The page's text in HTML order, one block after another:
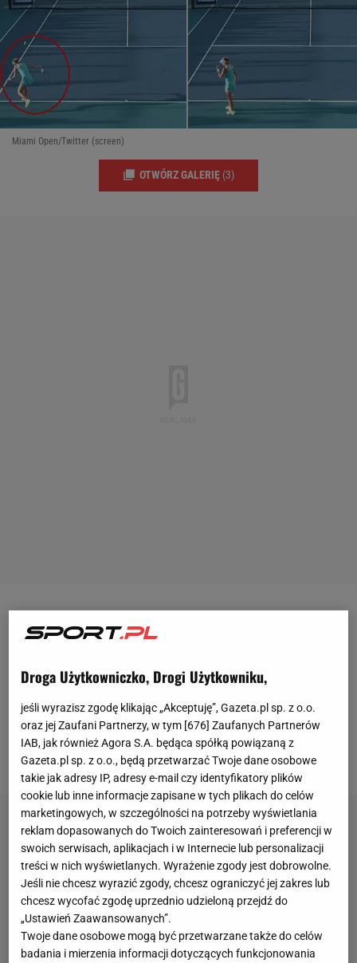
Miami Open/Twitter (screen)
OTWÓRZ GALERIĘ (3)
notowała najlepszych występów. Udział w turniejach
kolejną szansą był dla niej turniej WTA 1000 w
Miami. Polka rozpoczęła rywalizację od II rundy i po
solidnym
meczu
pokonała znacznie niżej notowaną
Rosjankę Jewgieniję Rodinę (369. WTA).
Droga Użytkowniczko, Drogi Użytkowniku,
jeśli wyrazisz zgodę klikając „Akceptuję”, Gazeta.pl sp. z o.o.
oraz jej Zaufani Partnerzy, w tym [676] Zaufanych Partnerów
IAB, jak również Agora S.A. będąca spółką powiązaną z
Gazeta.pl sp. z o.o., będą przetwarzać Twoje dane osobowe
takie jak adresy IP, adresy e-mail czy identyfikatory plików
cookie lub inne informacje zapisane w tych plikach do celów
marketingowych, w szczególności na potrzeby wyświetlania
reklam dopasowanych do Twoich zainteresowań i preferencji w
swoich serwisach, aplikacjach i w Internecie lub personalizacji
treści w nich wyświetlanych. Wyrażenie zgody jest dobrowolne.
Jeśli nie chcesz wyrazić zgody, chcesz ograniczyć jej zakres lub
chcesz wycofać zgodę uprzednio udzieloną przejdź do
„Ustawień Zaawansowanych”.
Twoje dane osobowe mogą być przetwarzane także do celów
badania i mierzenia informacji dotyczących funkcjonowania